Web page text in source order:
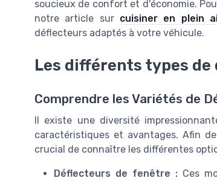
soucieux de confort et d'économie.
notre article sur cuisiner en plein
déflecteurs adaptés à votre véhicule.
Les différents types
Comprendre les Variétés de
Il existe une diversité
caractéristiques et avantages. Afin
crucial de connaître les différentes
Déflecteurs de fenêtre :Ces